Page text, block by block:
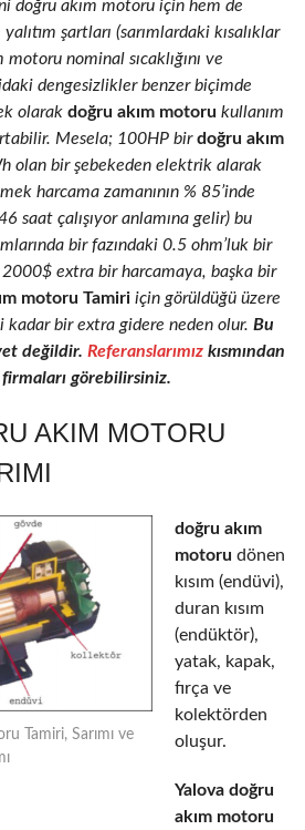
doğru akım motoru için hem de
şartları (sarımlardaki kısalıklar
motoru nominal sıcaklığını ve
dengesizlikler benzer biçimde
olarak doğru akım motoru kullanım
Mesela; 100HP birdoğru akım
olan bir şebekeden elektrik alarak
harcama zamanının % 85’inde
saat çalışıyor anlamına gelir) bu
bir fazındaki 0.5 ohm’luk bir
2000$ extra bir harcamaya, başka bir
motoru Tamiri için görüldüğü üzere
kadar bir extra gidere neden olur. Bu
değildir. Referanslarımız kısmından
görebilirsiniz.
AKIM MOTORU
Tamiri, Sarımı ve
doğru akım
motoru dönen
kısım (endüvi),
duran kısım
(endüktör),
yatak, kapak,
fırça ve
kolektörden
oluşur.
Yalova doğru
akım motoru